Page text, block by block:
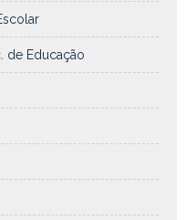
de Educação